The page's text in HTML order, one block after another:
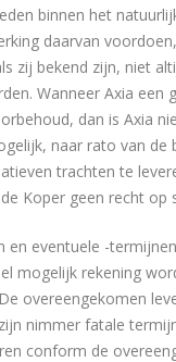
binnen het
daarvan
zij bekend zijn, niet
Wanneer Axia een
dan is Axia
naar rato van de
trachten te
Koper geen recht op
en eventuele -
mogelijk rekening
overeengekomen
nimmer fatale
conform de